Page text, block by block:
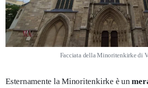
Facciata della Minoritenkirke di
Esternamente la Minoritenkirke è un